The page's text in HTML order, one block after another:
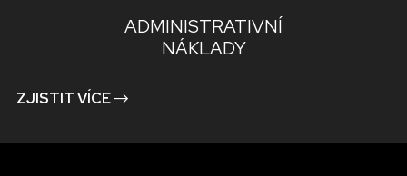
ADMINISTRATIVNÍ
NÁKLADY
ZJISTIT VÍCE